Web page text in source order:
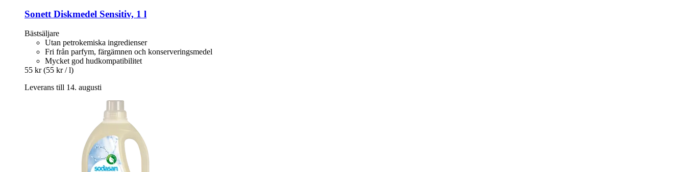
Sonett Diskmedel Sensitiv, 1 l
Bästsäljare
Utan petrokemiska ingredienser
Fri från parfym, färgämnen och konserveringsmedel
Mycket god hudkompatibilitet
55 kr (55 kr / l)
Leverans till 14. augusti